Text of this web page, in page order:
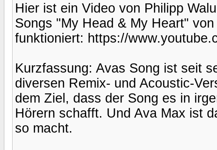
Hier ist ein Video von Philipp
Songs "My Head & My Heart"
funktioniert: https://
Kurzfassung: Avas Song ist seit
diversen Remix- und Acoustic-
dem Ziel, dass der Song es in
Hörern schafft. Und Ava Max ist
so macht.